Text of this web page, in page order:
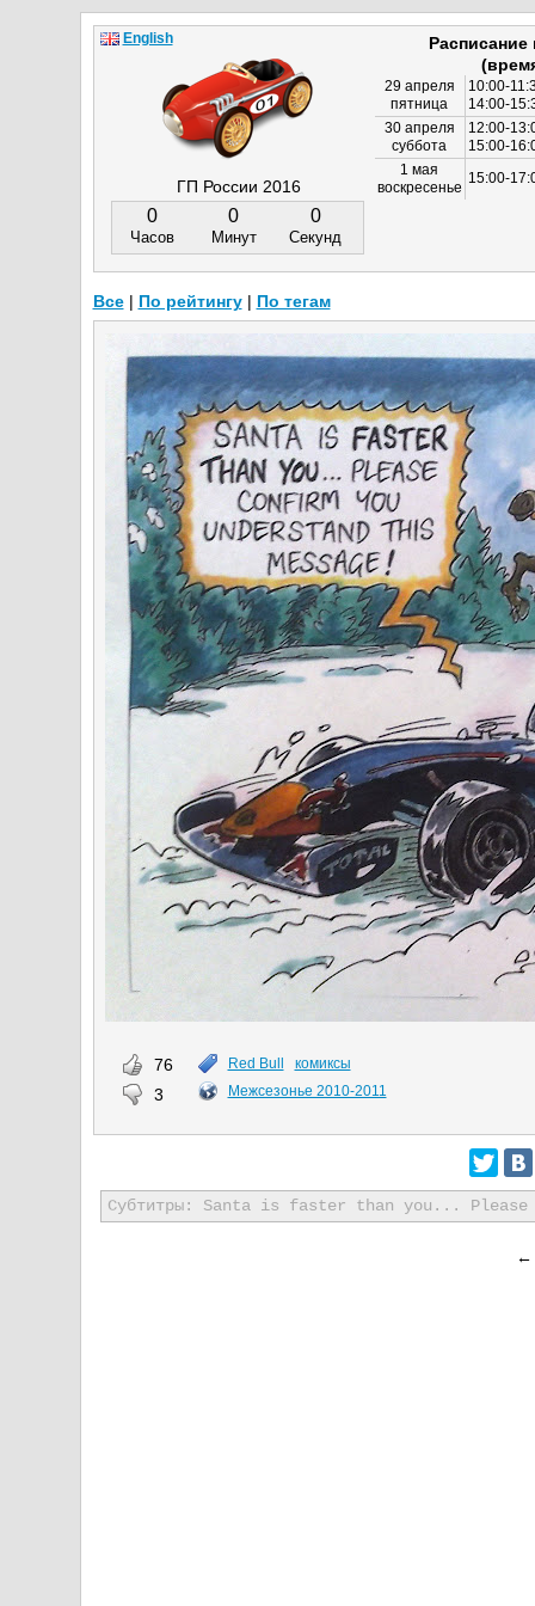
76
3
Red Bull
комиксы
Межсезонье 2010-2011
Субтитры: Santa is faster than you... Please
ГП России 2016
0
Часов
0
Минут
0
Секунд
29 апреля
пятница
10:00-
14:00-
30 апреля
суббота
12:00-
15:00-
1 мая
воскресенье
15:00-
English
Все| По рейтингу| По тегам